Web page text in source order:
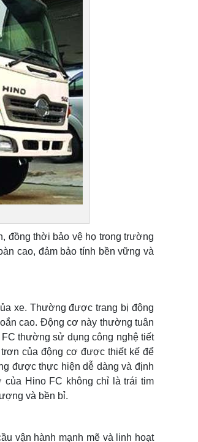
đồng thời bảo vệ họ trong trường
cao, đảm bảo tính bền vững và
xe. Thường được trang bị động
cao. Động cơ này thường tuân
thường sử dụng công nghệ tiết
của động cơ được thiết kế để
được thực hiện dễ dàng và định
của Hino FC không chỉ là trái tim
và bền bỉ.
vận hành mạnh mẽ và linh hoạt